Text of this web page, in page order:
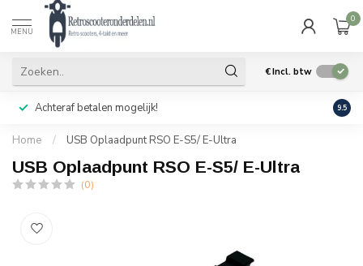
MENU
0
€Incl. btw
Achteraf betalen mogelijk! Geen
9.5
Home / USB Oplaadpunt RSO E-S5/ E-Ultra
USB Oplaadpunt RSO E-S5/ E-Ultra
(0)